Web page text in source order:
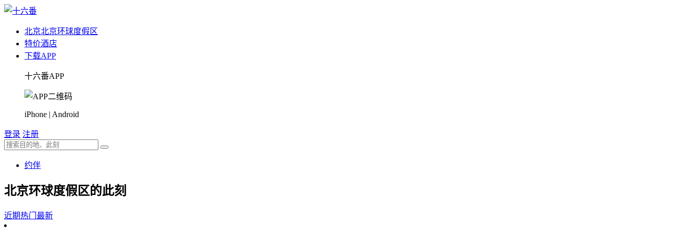
北京北京环球度假区
特价酒店
下载APP
十六番APP
iPhone | Android
登录 注册
约伴
北京环球度假区的此刻
近期热门 最新